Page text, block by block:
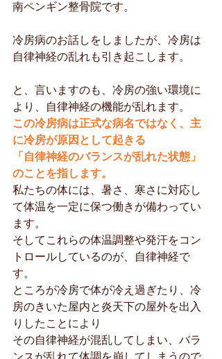
南ペンギン整骨院です。
冷房病のお話しをしましたが、冷房は
自律神経の乱れも引き起こします。
と、言いますのも、冷房の強い環境に
より、自律神経の機能が乱れます。
この冷房病は正式な病名ではなく、主
に冷房が原因として起きる
「自律神経のバランスが乱れた状態」
のことを指します。
私たちの体には、暑さ、寒さに対応し
て体温を一定に保つ働きが備わってい
ます。
そしてこれらの体温調整や発汗をコン
トロールしているのが、自律神経で
す。
ところが冷房で体が冷え過ぎたり、冷
房のきいた屋内と炎天下の屋外を出入
りしたことにより
その自律神経が混乱してしまい、バラ
ンスが乱れて体調を崩してしまうので